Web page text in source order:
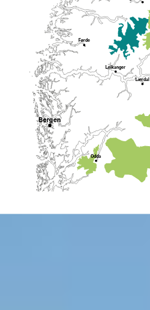
Bergen
Odda
Lærdal
Leikanger
Førde